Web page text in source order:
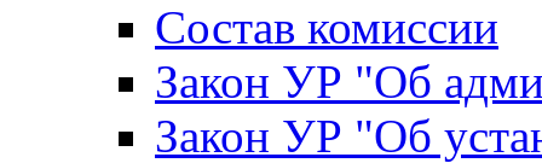
Состав комиссии
Закон УР "Об
Закон УР "Об